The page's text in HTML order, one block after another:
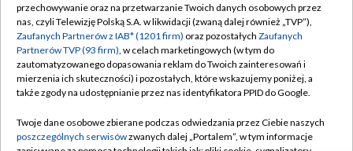
Abonament TVP
Emisja w TVP
Centrum informacji TVP
Naziemna Telewizja Cyfrowa
Rada Programowa
Regulamin TVP
Polityka prywatności
Moje zgody
Pomoc
Kontakt
przechowywanie oraz na przetwarzanie Twoich danych osobowych przez
nas, czyli Telewizję Polską S.A. w likwidacji (zwaną dalej również „TVP”),
Zaufanych Partnerów z IAB* (1201 firm) oraz pozostałych Zaufanych
Partnerów TVP (93 firm), w celach marketingowych (w tym do
zautomatyzowanego dopasowania reklam do Twoich zainteresowań i
mierzenia ich skuteczności) i pozostałych, które wskazujemy poniżej, a
także zgody na udostępnianie przez nas identyfikatora PPID do Google.
Twoje dane osobowe zbierane podczas odwiedzania przez Ciebie naszych
poszczególnych serwisówzwanych dalej „Portalem”, w tym informacje